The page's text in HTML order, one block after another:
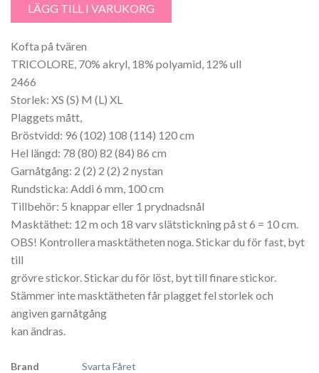
LÄGG TILL I VARUKORG
Kofta på tvären
TRICOLORE, 70% akryl, 18% polyamid, 12% ull
2466
Storlek: XS (S) M (L) XL
Plaggets mått,
Bröstvidd: 96 (102) 108 (114) 120 cm
Hel längd: 78 (80) 82 (84) 86 cm
Garnåtgång: 2 (2) 2 (2) 2 nystan
Rundsticka: Addi 6 mm, 100 cm
Tillbehör: 5 knappar eller 1 prydnadsnål
Masktäthet: 12 m och 18 varv slätstickning på st 6 = 10 cm.
OBS! Kontrollera masktätheten noga. Stickar du för fast, byt
till
grövre stickor. Stickar du för löst, byt till finare stickor.
Stämmer inte masktätheten får plagget fel storlek och
angiven garnåtgång
kan ändras.
Brand Svarta Fåret